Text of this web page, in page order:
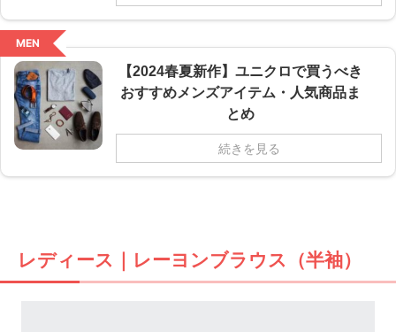
MEN
【2024春夏新作】ユニクロで買うべき
おすすめメンズアイテム・人気商品ま
とめ
続きを見る
レディース｜レーヨンブラウス（半袖）